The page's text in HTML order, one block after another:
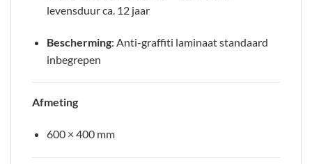
levensduur ca. 12 jaar
Bescherming: Anti-graffiti laminaat standaard
inbegrepen
Afmeting
600 × 400 mm